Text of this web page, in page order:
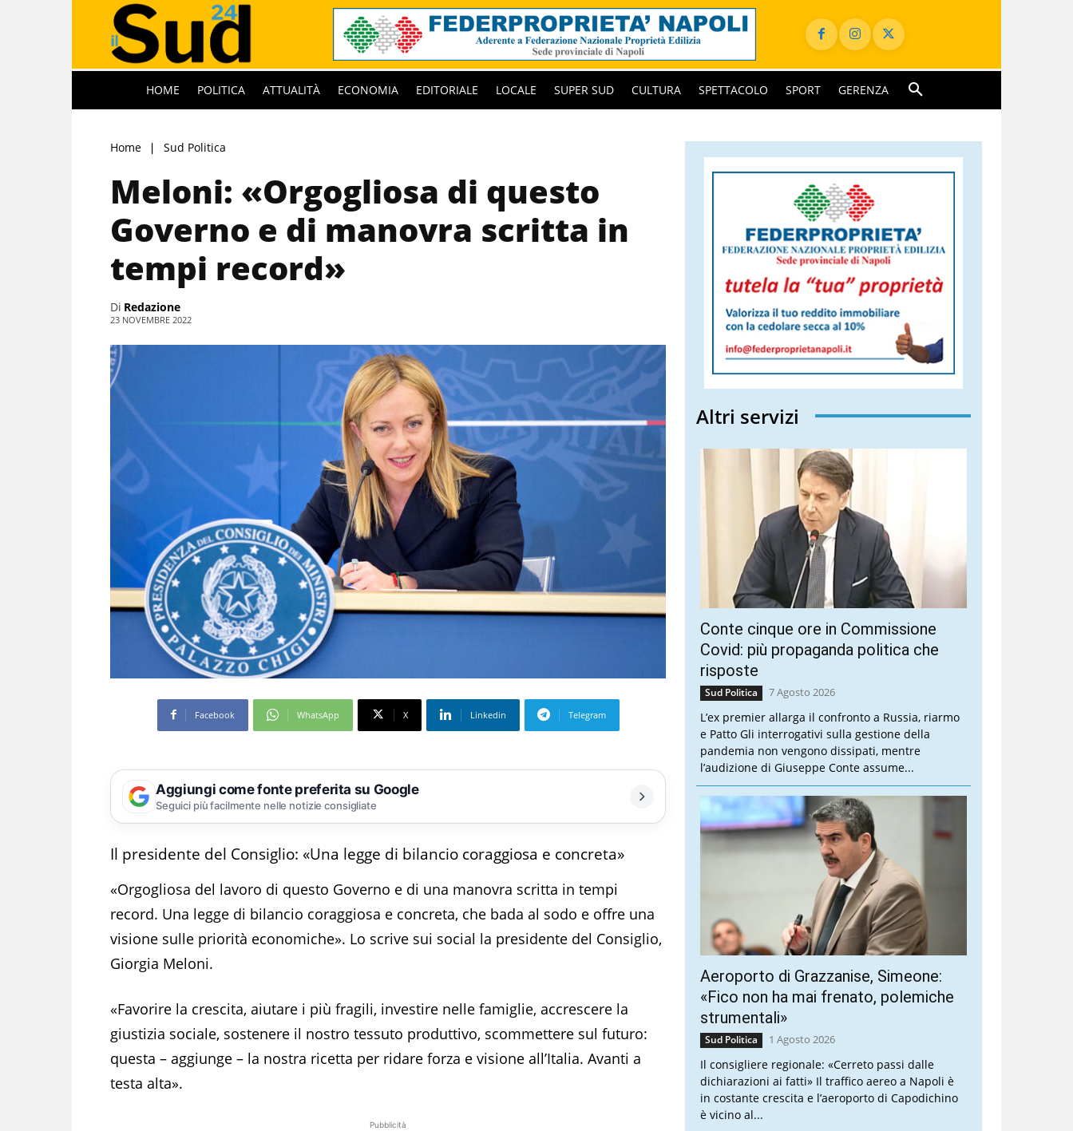
HOME POLITICA ATTUALITÀ ECONOMIA EDITORIALE LOCALE SUPER SUD CULTURA SPETTACOLO SPORT GERENZA
Home Sud Politica
Meloni: «Orgogliosa di questo
Governo e di manovra scritta in
tempi record»
Di Redazione
23 NOVEMBRE 2022
Facebook WhatsApp X Linkedin Telegram
Aggiungi come fonte preferita su Google
Seguici più facilmente nelle notizie consigliate
Il presidente del Consiglio: «Una legge di bilancio coraggiosa e concreta»
«Orgogliosa del lavoro di questo Governo e di una manovra scritta in tempi
record. Una legge di bilancio coraggiosa e concreta, che bada al sodo e offre una
visione sulle priorità economiche». Lo scrive sui social la presidente del Consiglio,
Giorgia Meloni.
«Favorire la crescita, aiutare i più fragili, investire nelle famiglie, accrescere la
giustizia sociale, sostenere il nostro tessuto produttivo, scommettere sul futuro:
questa – aggiunge – la nostra ricetta per ridare forza e visione all’Italia. Avanti a
testa alta».
Pubblicità
Altri servizi
Conte cinque ore in Commissione
Covid: più propaganda politica che
risposte
Sud Politica 7 Agosto 2026
L’ex premier allarga il confronto a Russia, riarmo
e Patto Gli interrogativi sulla gestione della
pandemia non vengono dissipati, mentre
l’audizione di Giuseppe Conte assume...
Aeroporto di Grazzanise, Simeone:
«Fico non ha mai frenato, polemiche
strumentali»
Sud Politica 1 Agosto 2026
Il consigliere regionale: «Cerreto passi dalle
dichiarazioni ai fatti» Il traffico aereo a Napoli è
in costante crescita e l’aeroporto di Capodichino
è vicino al...